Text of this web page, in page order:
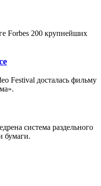
Forbes 200 крупнейших
Festival досталась фильму
система раздельного
бумаги.